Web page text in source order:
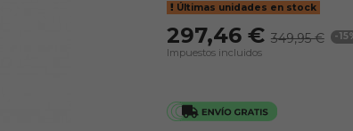
Últimas unidades en stock
297,46 € 349,95 € -
Impuestos incluidos